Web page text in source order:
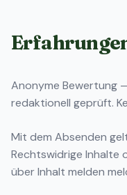
Anonyme Bewertung
redaktionell geprüft.
Mit dem Absenden
Rechtswidrige Inhalte
überInhalt melden